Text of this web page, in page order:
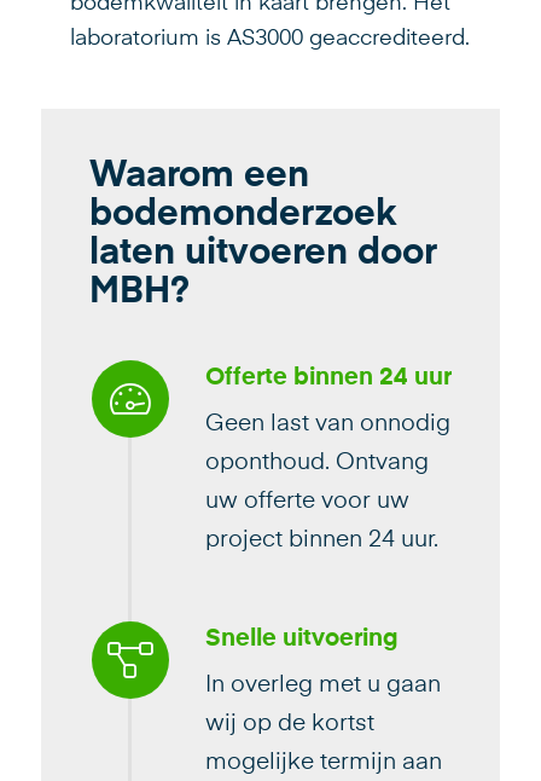
laboratorium is AS3000 geaccrediteerd.
Waarom een
bodemonderzoek
laten uitvoeren door
MBH?
Offerte binnen 24 uur
Geen last van onnodig
oponthoud. Ontvang
uw offerte voor uw
project binnen 24 uur.
Snelle uitvoering
In overleg met u gaan
wij op de kortst
mogelijke termijn aan